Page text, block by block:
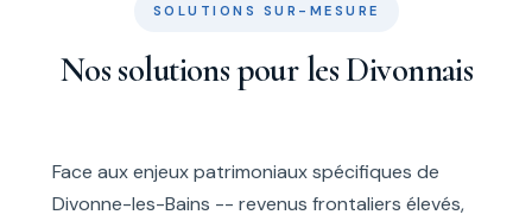
SOLUTIONS SUR-MESURE
Nos solutions pour les Divonnais
Face aux enjeux patrimoniaux spécifiques de
Divonne-les-Bains -- revenus frontaliers élevés,